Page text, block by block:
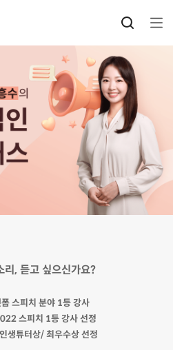
리, 듣고 싶으신가요?
스피치 분야 1등 강사
스피치 1등 강사 선정
생튜터상/ 최우수상 선정